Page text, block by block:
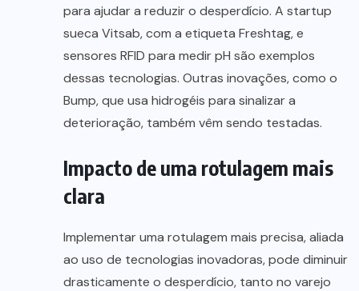
para ajudar a reduzir o desperdício. A startup
sueca Vitsab, com a etiqueta Freshtag, e
sensores RFID para medir pH são exemplos
dessas tecnologias. Outras inovações, como o
Bump, que usa hidrogéis para sinalizar a
deterioração, também vêm sendo testadas.
Impacto de uma rotulagem mais
clara
Implementar uma rotulagem mais precisa, aliada
ao uso de tecnologias inovadoras, pode diminuir
drasticamente o desperdício, tanto no varejo